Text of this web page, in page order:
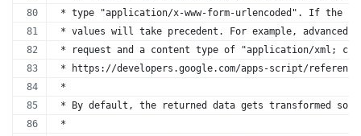
* type "application/x-www-form-urlencoded". If the
* values will take precedent. For example, advanced
* request and a content type of "application/xml;
* https://developers.google.com/apps-script/
*
* By default, the returned data gets transformed
*